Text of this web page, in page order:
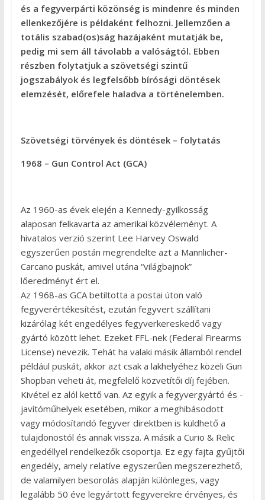
és a fegyverpárti közönség is mindenre és minden
ellenkezőjére is példaként felhozni. Jellemzően a
totális szabad(os)ság hazájaként mutatják be,
pedig mi sem áll távolabb a valóságtól. Ebben
részben folytatjuk a szövetségi szintű
jogszabályok és legfelsőbb bírósági döntések
elemzését, előrefele haladva a történelemben.
Szövetségi törvények és döntések – folytatás
1968 – Gun Control Act (GCA)
Az 1960-as évek elején a Kennedy-gyilkosság
alaposan felkavarta az amerikai közvéleményt. A
hivatalos verzió szerint Lee Harvey Oswald
egyszerűen postán megrendelte azt a Mannlicher-
Carcano puskát, amivel utána “világbajnok”
lőeredményt ért el.
Az 1968-as GCA betiltotta a postai úton való
fegyverértékesítést, ezután fegyvert szállítani
kizárólag két engedélyes fegyverkereskedő vagy
gyártó között lehet. Ezeket FFL-nek (Federal Firearms
License) nevezik. Tehát ha valaki másik államból rendel
például puskát, akkor azt csak a lakhelyéhez közeli Gun
Shopban veheti át, megfelelő közvetítői díj fejében.
Kivétel ez alól kettő van. Az egyik a fegyvergyártó és -
javítóműhelyek esetében, mikor a meghibásodott
vagy módosítandó fegyver direktben is küldhető a
tulajdonostól és annak vissza. A másik a Curio & Relic
engedéllyel rendelkezők csoportja. Ez egy fajta gyűjtői
engedély, amely relatíve egyszerűen megszerezhető,
de valamilyen besorolás alapján különleges, vagy
legalább 50 éve legyártott fegyverekre érvényes, és